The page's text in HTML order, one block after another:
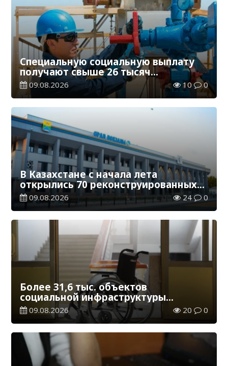
Специальную социальную выплату
получают свыше 26 тысяч
работников, занятых во вредных
условиях труда
09.08.2026 10 0
В Казахстане с начала лета
открылись 70 реконструированных
железнодорожных вокзалов
09.08.2026 24 0
Более 31,6 тыс. объектов
социальной инфраструктуры
адаптированы для лиц с
инвалидностью
09.08.2026 20 0